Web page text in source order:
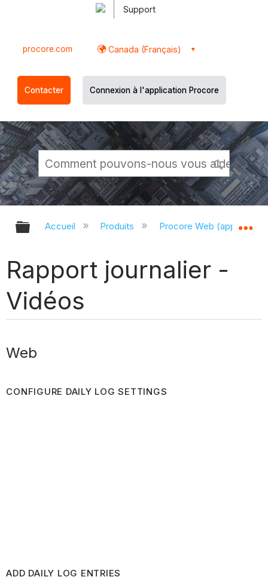
Support
procore.com Canada (Français)
Contacter Connexion à l'application Procore
Développer/réduire la hiérarchie
Accueil Produits Procore Web
Rapport journalier -
Vidéos
Web
CONFIGURE DAILY LOG SETTINGS
ADD DAILY LOG ENTRIES